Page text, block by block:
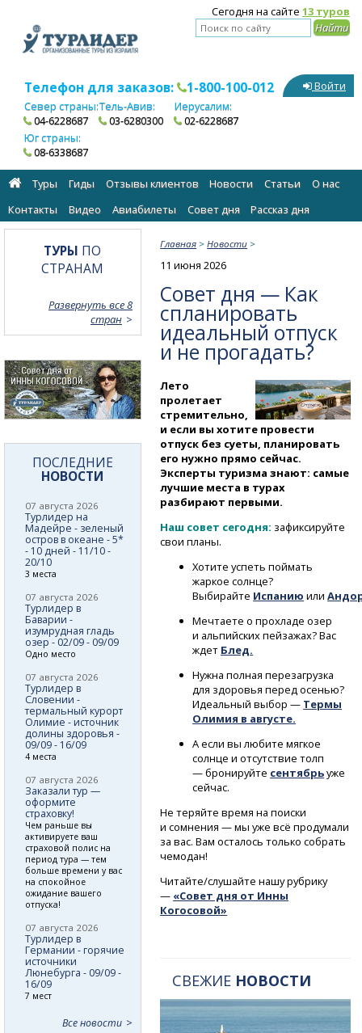
Сегодня на сайте 13 туров
Телефон для заказов: 1-800-100-012
Север страны:
04-6228687
Тель-Авив:
03-6280300
Иерусалим:
02-6228687
Юг страны:
08-6338687
Войти
Туры Гиды Отзывы клиентов Новости Статьи
О нас
Контакты
Видео Авиабилеты Cовет дня Рассказ дня
Главная >Новости >
11 июня 2026
Совет дня — Как
спланировать
идеальный отпуск
и не прогадать?
Лето
пролетает
стремительно,
и если вы хотите провести
отпуск без суеты, планировать
его нужно прямо сейчас.
Эксперты туризма знают: самые
лучшие места в турах
разбирают первыми.
Наш совет сегодня: зафиксируйте
свои планы.
Хотите успеть поймать
жаркое солнце?
Выбирайте Испанию или
Мечтаете о прохладе озер
и альпийских пейзажах? Вас
ждет Блед.
Нужна полная перезагрузка
для здоровья перед осенью?
Идеальный выбор — Термы
Олимия в августе.
А если вы любите мягкое
солнце и отсутствие толп
— бронируйте сентябрьуже
сейчас.
Не теряйте время на поиски
и сомнения — мы уже всё продумали
за вас. Вам осталось только собрать
чемодан!
Читайте/слушайте нашу рубрику
— «Совет дня от Инны
Когосовой»
СВЕЖИЕ НОВОСТИ
ТУРЫ ПО
СТРАНАМ
Развернуть все 8
стран
ПОСЛЕДНИЕ
НОВОСТИ
07 августа 2026
Турлидер на
Мадейре - зеленый
остров в океане - 5*
- 10 дней - 11/10 -
20/10
3 места
07 августа 2026
Турлидер в
Баварии -
изумрудная гладь
озер - 02/09 - 09/09
Одно место
07 августа 2026
Турлидер в
Словении -
термальный курорт
Олимие - источник
долины здоровья -
09/09 - 16/09
4 места
07 августа 2026
Заказали тур —
оформите
страховку!
Чем раньше вы
активируете ваш
страховой полис на
период тура — тем
больше времени у вас
на спокойное
ожидание вашего
отпуска!
07 августа 2026
Турлидер в
Германии - горячие
источники
Люнебурга - 09/09 -
16/09
7 мест
Все новости